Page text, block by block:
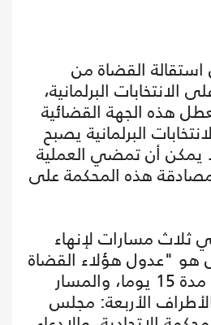
القضاة من
الانتخابات البرلمانية،
هذه الجهة القضائية
البرلمانية يصبح
يمكن أن تمضي العملية
مصادقة هذه المحكمة على
ثلاث مسارات لإنهاء
هو "عدول هؤلاء القضاة
عن الاستقالة خلال مدة 15 يوما، والمسار
الأربعة: مجلس